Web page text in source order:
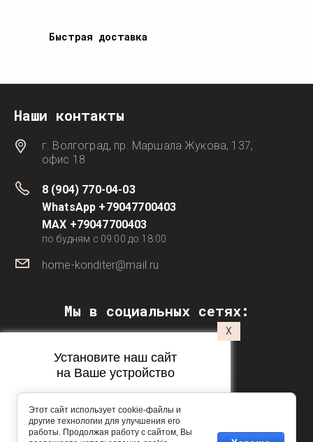
Быстрая доставка
Наши контакты
г. Волгоград, пр. Маршала Жукова, 137,
офис 18
8 (904) 770-04-03
WhatsApp +79047700403
MAX +79047700403
по будням с 09:00 до 18:00
home-konditer@mail.ru
Мы в социальных сетях:
X
Установите наш сайт
на Ваше устройство
Подпишитесь на рассылку
Этот сайт использует cookie-файлы и
другие технологии для улучшения его
работы. Продолжая работу с сайтом, Вы